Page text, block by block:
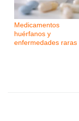
Medicamentos
huérfanos y
enfermedades raras